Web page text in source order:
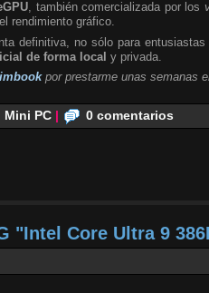
, también comercializada por los
rendimiento gráfico.
definitiva, no sólo para
de forma local y privada.
por prestarme unas semanas
Mini PC | 0 comentarios
"Intel Core Ultra 9